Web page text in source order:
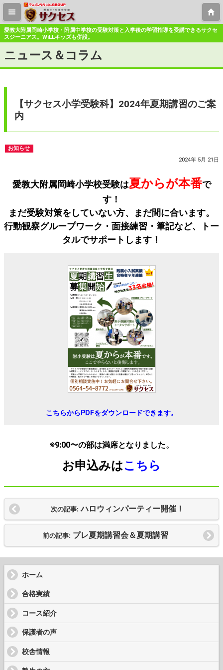
愛教大附属岡崎小学校・附属中学校の受験対策と入学後の学習指導を受講できるサクセ
スジーニアス。WiLLキッズも併設。
ニュース＆コラム
【サクセス小学受験科】2024年夏期講習のご案
内
お知らせ
2024年 5月 21日
愛教大附属岡崎小学校受験は夏からが本番で
す！
まだ受験対策をしていない方、まだ間に合います。
行動観察グループワーク・面接練習・筆記など、トー
タルでサポートします！
こちらからPDFをダウンロードできます。
※9:00〜の部は満席となりました。
お申込みはこちら
次の記事:ハロウィンパーティー開催！
前の記事: プレ夏期講習会＆夏期講習
ホーム
合格実績
コース紹介
保護者の声
校舎情報